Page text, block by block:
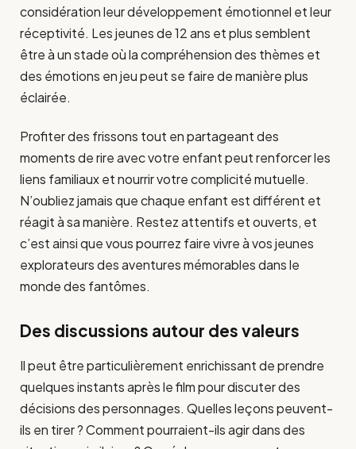
considération leur développement émotionnel et leur
réceptivité. Les jeunes de 12 ans et plus semblent
être à un stade où la compréhension des thèmes et
des émotions en jeu peut se faire de manière plus
éclairée.
Profiter des frissons tout en partageant des
moments de rire avec votre enfant peut renforcer les
liens familiaux et nourrir votre complicité mutuelle.
N’oubliez jamais que chaque enfant est différent et
réagit à sa manière. Restez attentifs et ouverts, et
c’est ainsi que vous pourrez faire vivre à vos jeunes
explorateurs des aventures mémorables dans le
monde des fantômes.
Des discussions autour des valeurs
Il peut être particulièrement enrichissant de prendre
quelques instants après le film pour discuter des
décisions des personnages. Quelles leçons peuvent-
ils en tirer ? Comment pourraient-ils agir dans des